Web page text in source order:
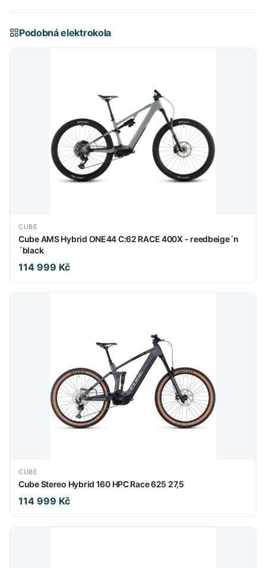
Podobná elektrokola
CUBE
Cube AMS Hybrid ONE44 C:62 RACE 400X - reedbeige´n
´black
114 999 Kč
CUBE
Cube Stereo Hybrid 160 HPC Race 625 27,5
114 999 Kč